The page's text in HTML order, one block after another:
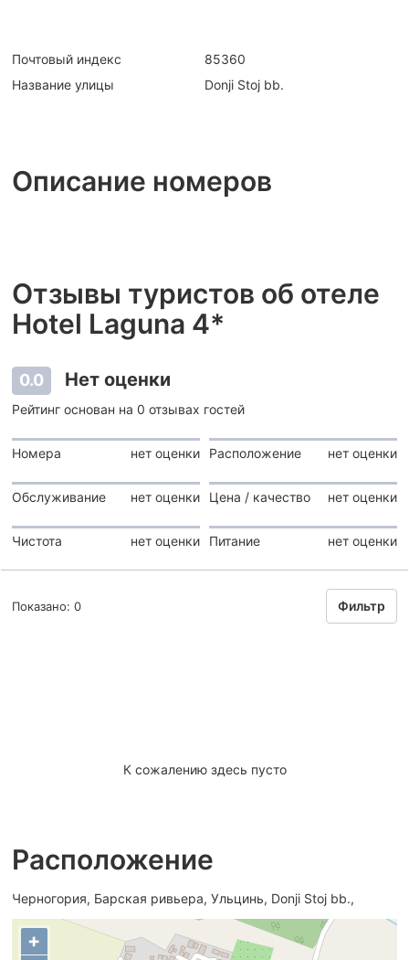
Почтовый индекс
85360
Название улицы
Donji Stoj bb.
Описание номеров
Отзывы туристов об отеле
Hotel Laguna 4*
0.0 Нет оценки
Рейтинг основан на 0 отзывах гостей
Номера нет оценки Расположение нет оценки
Обслуживание нет оценки Цена / качество нет оценки
Чистота нет оценки Питание нет оценки
Показано: 0 Фильтр
К сожалению здесь пусто
Расположение
Черногория, Барская ривьера, Ульцинь, Donji Stoj bb.,
+